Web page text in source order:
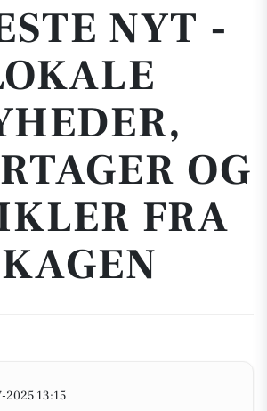
NYT -
OG
FRA
2025 13:15